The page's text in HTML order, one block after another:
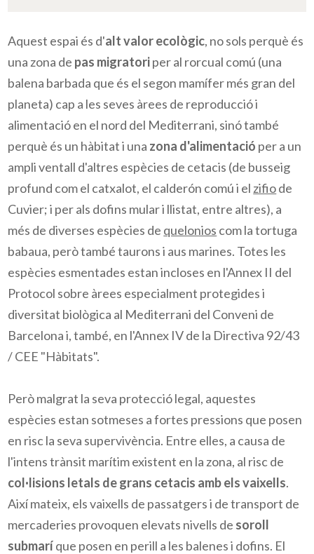
Aquest espai és d'alt valor ecològic, no sols perquè és
una zona de pas migratoriper al rorcual comú (una
balena barbada que és el segon mamífer més gran del
planeta) cap a les seves àrees de reproducció i
alimentació en el nord del Mediterrani, sinó també
perquè és un hàbitat i una zona d'alimentació per a un
ampli ventall d'altres espècies de cetacis (de busseig
profund com el catxalot, el calderón comú i el zifiode
Cuvier; i per als dofins mular i llistat, entre altres), a
més de diverses espècies de quelonios com la tortuga
babaua, però també taurons i aus marines. Totes les
espècies esmentades estan incloses en l'Annex II del
Protocol sobre àrees especialment protegides i
diversitat biològica al Mediterrani del Conveni de
Barcelona i, també, en l'Annex IV de la Directiva 92/43
/ CEE "Hàbitats".
Però malgrat la seva protecció legal, aquestes
espècies estan sotmeses a fortes pressions que posen
en risc la seva supervivència. Entre elles, a causa de
l'intens trànsit marítim existent en la zona, al risc de
col·lisions letals de grans cetacis amb els vaixells.
Així mateix, els vaixells de passatgers i de transport de
mercaderies provoquen elevats nivells de soroll
submaríque posen en perill a les balenes i dofins. El